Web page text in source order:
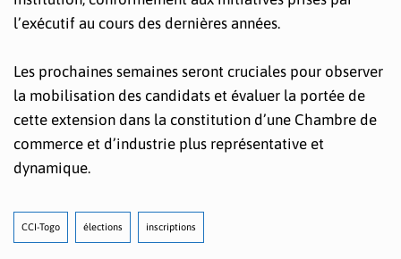
l’exécutif au cours des dernières années.
Les prochaines semaines seront cruciales pour observer
la mobilisation des candidats et évaluer la portée de
cette extension dans la constitution d’une Chambre de
commerce et d’industrie plus représentative et
dynamique.
CCI-Togo élections inscriptions